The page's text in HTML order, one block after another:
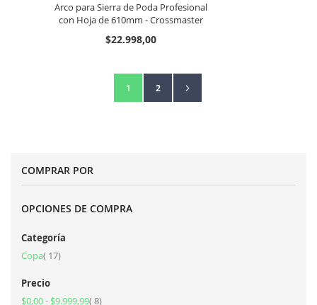
Arco para Sierra de Poda Profesional
con Hoja de 610mm - Crossmaster
$22.998,00
Estás leyendo la página
1 Página
2
COMPRAR POR
OPCIONES DE COMPRA
Categoría
Copa 17artículos
Precio
$0,00- $9.999,99 8artículos